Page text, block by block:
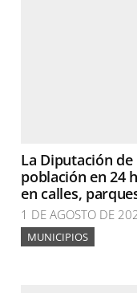
La Diputación
población en 24
en calles,
1 DE AGOSTO DE
MUNICIPIOS